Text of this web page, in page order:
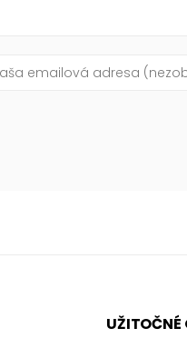
emailová adresa
UŽITOČNÉ